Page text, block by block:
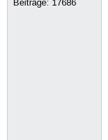
Beiträge: 17686